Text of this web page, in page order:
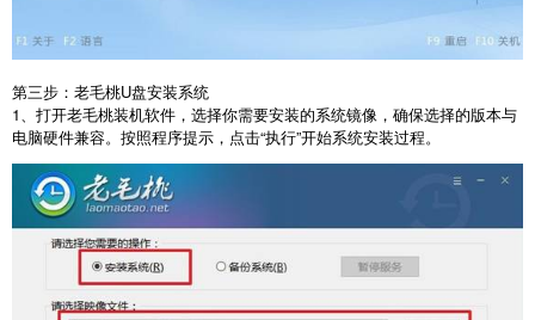
第三步：老毛桃U盘安装系统
1、打开老毛桃装机软件，选择你需要安装的系统镜像，确保选择的版本与
电脑硬件兼容。按照程序提示，点击“执行”开始系统安装过程。